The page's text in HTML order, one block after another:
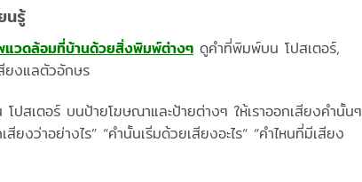
นรู้
แวดล้อมที่บ้านด้วยสิ่งพิมพ์ต่างๆ ดูคำที่พิมพ์บน โปสเตอร์,
ยงแลตัวอักษร
สเตอร์ บนป้ายโฆษณาและป้ายต่างๆ ให้เราออกเสียงคำนั้นๆ
ว่าอย่างไร” “คำนั้นเริ่มด้วยเสียงอะไร“ “คำไหนที่มีเสียง